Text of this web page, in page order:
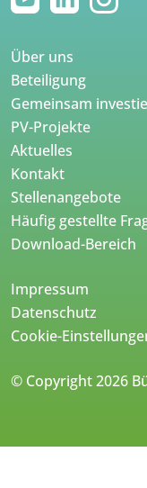
Über uns
Beteiligung
Gemeinsam
PV-Projekte
Aktuelles
Kontakt
Stellenangebote
Häufig gestellte
Download-Bereich
Impressum
Datenschutz
Cookie-
© Copyright 2026